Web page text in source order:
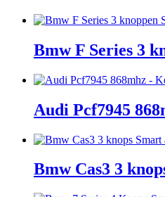
Bmw F Series 3
Audi Pcf7945
Bmw Cas3 3